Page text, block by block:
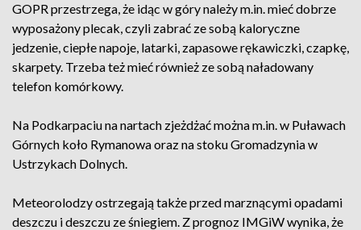
GOPR przestrzega, że idąc w góry należy m.in. mieć dobrze
wyposażony plecak, czyli zabrać ze sobą kaloryczne
jedzenie, ciepłe napoje, latarki, zapasowe rękawiczki, czapkę,
skarpety. Trzeba też mieć również ze sobą naładowany
telefon komórkowy.
Na Podkarpaciu na nartach zjeżdżać można m.in. w Puławach
Górnych koło Rymanowa oraz na stoku Gromadzynia w
Ustrzykach Dolnych.
Meteorolodzy ostrzegają także przed marznącymi opadami
deszczu i deszczu ze śniegiem. Z prognoz IMGiW wynika, że